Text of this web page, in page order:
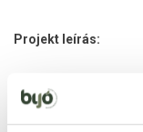
Projekt leírás:
A Bijó Élelmiszer Kft.